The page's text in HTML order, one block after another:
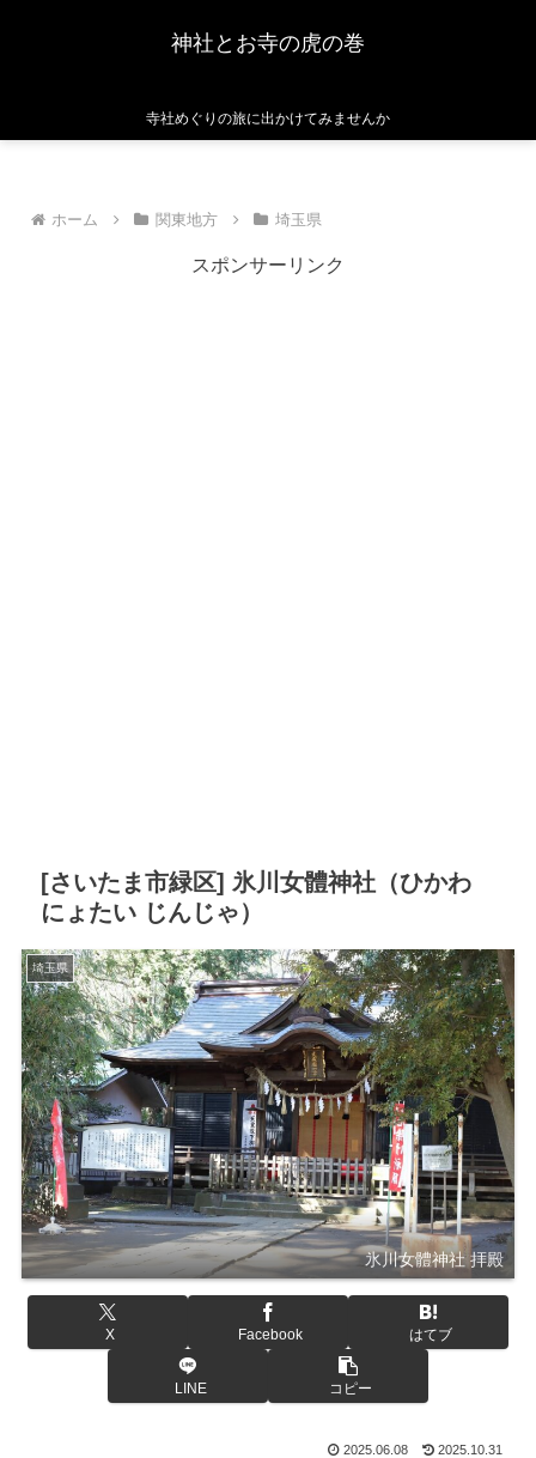
神社とお寺の虎の巻
寺社めぐりの旅に出かけてみませんか
ホーム 関東地方 埼玉県
スポンサーリンク
[さいたま市緑区] 氷川女體神社（ひかわ
にょたい じんじゃ）
埼玉県
氷川女體神社 拝殿
X Facebook はてブ
LINE コピー
2025.06.08 2025.10.31